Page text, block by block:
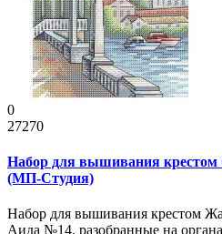
0
27270
Набор для вышивания
(МП-Студия)
Набор для вышивания крестом
Аида №14, разобранные на